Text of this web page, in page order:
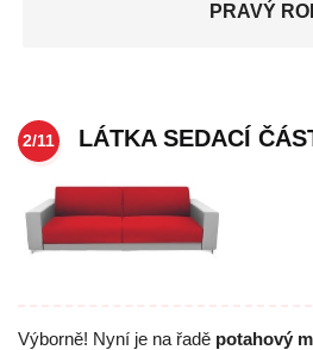
PRAVÝ
2/11 LÁTKA SEDACÍ
Výborně! Nyní je na řadě potahový